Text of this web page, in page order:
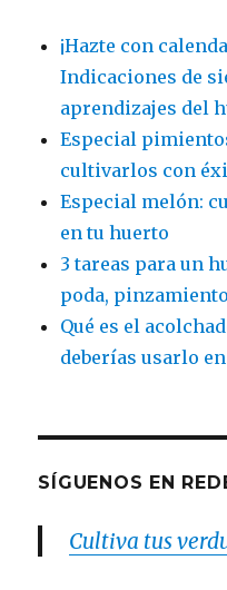
¡Hazte con
Indicaciones de
aprendizajes del
Especial
cultivarlos con
Especial melón:
en tu huerto
3 tareas para un
poda,
Qué es el
deberías usarlo
SÍGUENOS EN
Cultiva tus